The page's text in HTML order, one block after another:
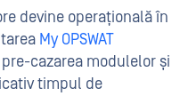
devine operațională în
My OPSWAT
cazarea modulelor și
timpul de